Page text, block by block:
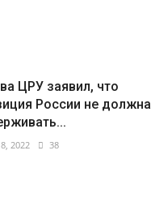
ЦРУ заявил, что
России не должна
2022 38